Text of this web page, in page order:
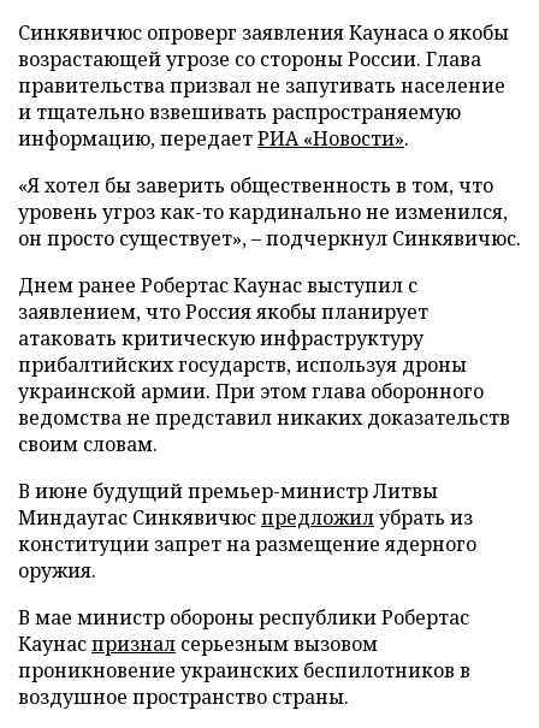
Синкявичюс опроверг заявления Каунаса о якобы
возрастающей угрозе со стороны России. Глава
правительства призвал не запугивать население
и тщательно взвешивать распространяемую
информацию, передаетРИА «Новости».
«Я хотел бы заверить общественность в том, что
уровень угроз как-то кардинально не изменился,
он просто существует», – подчеркнул Синкявичюс.
Днем ранее Робертас Каунас выступил с
заявлением, что Россия якобы планирует
атаковать критическую инфраструктуру
прибалтийских государств, используя дроны
украинской армии. При этом глава оборонного
ведомства не представил никаких доказательств
своим словам.
В июне будущий премьер-министр Литвы
Миндаугас Синкявичюспредложилубрать из
конституции запрет на размещение ядерного
оружия.
В мае министр обороны республики Робертас
Каунаспризнал серьезным вызовом
проникновение украинских беспилотников в
воздушное пространство страны.